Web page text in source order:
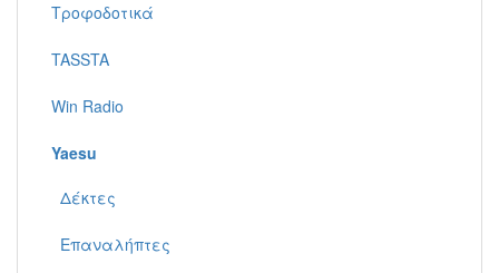
Τροφοδοτικά
TASSTA
Win Radio
Yaesu
Δέκτες
Επαναλήπτες